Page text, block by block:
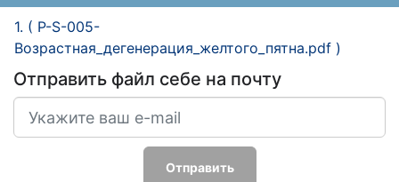
1. ( P-S-005-
Возрастная_дегенерация_желтого_пятна.pdf )
Отправить файл себе на почту
Отправить